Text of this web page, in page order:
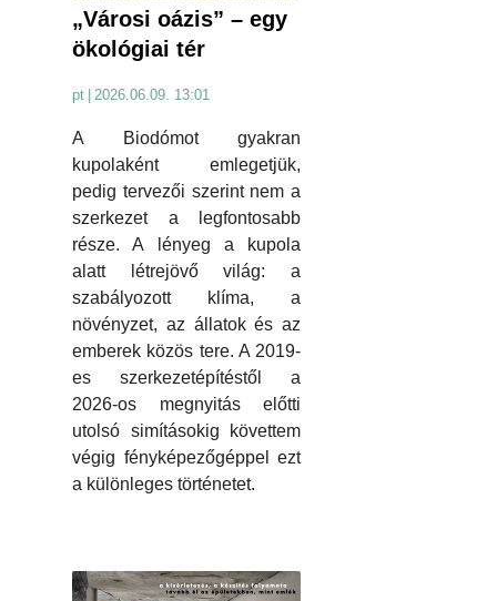
„Városi oázis” – egy
ökológiai tér
pt 2026.06.09. 13:01
A Biodómot gyakran
kupolaként emlegetjük,
pedig tervezői szerint nem a
szerkezet a legfontosabb
része. A lényeg a kupola
alatt létrejövő világ: a
szabályozott klíma, a
növényzet, az állatok és az
emberek közös tere. A 2019-
es szerkezetépítéstől a
2026-os megnyitás előtti
utolsó simításokig követtem
végig fényképezőgéppel ezt
a különleges történetet.